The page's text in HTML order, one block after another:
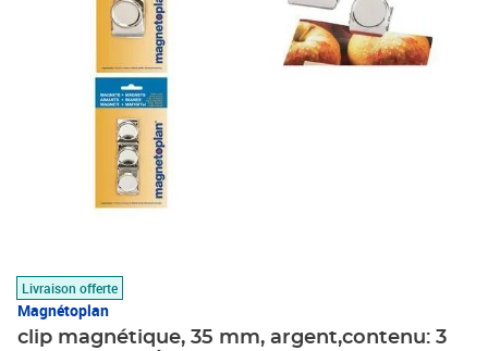
Livraison offerte
Magnétoplan
clip magnétique, 35 mm, argent,contenu: 3